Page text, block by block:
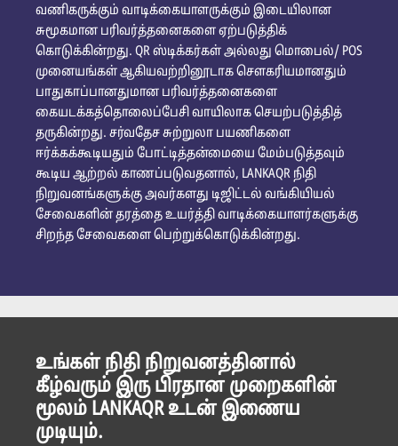
வணிகருக்கும் வாடிக்கையாளருக்கும் இடையிலான
சுமூகமான பரிவர்த்தனைகளை ஏற்படுத்திக்
கொடுக்கின்றது. QR ஸ்டிக்கர்கள் அல்லது மொபைல்/ POS
முனையங்கள் ஆகியவற்றினூடாக சௌகரியமானதும்
பாதுகாப்பானதுமான பரிவர்த்தனைகளை
கையடக்கத்தொலைப்பேசி வாயிலாக செயற்படுத்தித்
தருகின்றது. சர்வதேச சுற்றுலா பயணிகளை
ஈர்க்கக்கூடியதும் போட்டித்தன்மையை மேம்படுத்தவும்
கூடிய ஆற்றல் காணப்படுவதனால், LANKAQR நிதி
நிறுவனங்களுக்கு அவர்களது டிஜிட்டல் வங்கியியல்
சேவைகளின் தரத்தை உயர்த்தி வாடிக்கையாளர்களுக்கு
சிறந்த சேவைகளை பெற்றுக்கொடுக்கின்றது.
உங்கள் நிதி நிறுவனத்தினால்
கீழ்வரும் இரு பிரதான முறைகளின்
மூலம் LANKAQR உடன் இணைய
முடியும்.